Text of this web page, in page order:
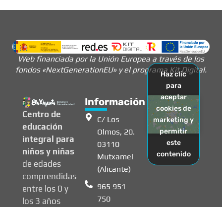
Web financiada por la Unión Europea a través de los
fondos «NextGenerationEU» y el programa Kit Digital.
Centro de
educación
integral para
niños y niñas
de edades
comprendidas
entre los 0 y
los 3 años
Información
C/ Los
Olmos, 20.
03110
Mutxamel
(Alicante)
965 951
750
Haz clic
para
aceptar
cookies de
marketing y
permitir
este
contenido